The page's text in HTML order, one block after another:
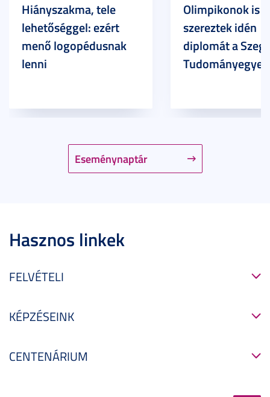
Eseménynaptár
Hiányszakma, tele
lehetőséggel: ezért
menő logopédusnak
lenni
Olimpikonok is
szereztek idén
diplomát a
Hasznos linkek
FELVÉTELI
KÉPZÉSEINK
CENTENÁRIUM